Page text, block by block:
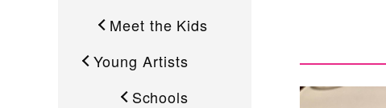
Meet the Kids
Young Artists
Schools